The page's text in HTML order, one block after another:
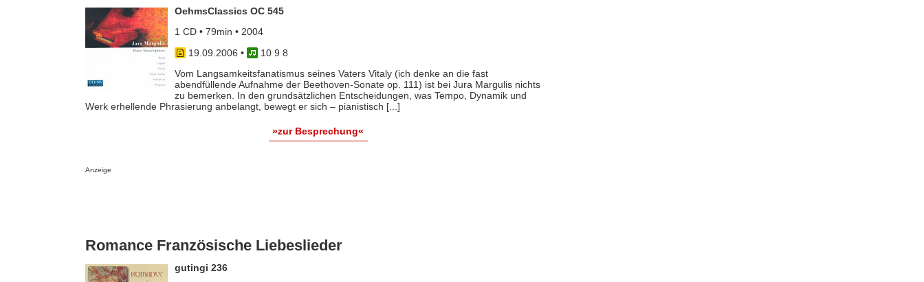
OehmsClassics OC 545
1 CD • 79min • 2004
19.09.2006 •
10 9 8
Vom Langsamkeitsfanatismus seines Vaters Vitaly (ich denke an die fast
abendfüllende Aufnahme der Beethoven-Sonate op. 111) ist bei Jura Margulis nichts
zu bemerken. In den grundsätzlichen Entscheidungen, was Tempo, Dynamik und
Werk erhellende Phrasierung anbelangt, bewegt er sich – pianistisch [...]
»zur Besprechung«
Anzeige
Romance Französische Liebeslieder
gutingi 236